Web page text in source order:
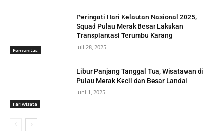
Komunitas
Peringati Hari Kelautan Nasional 2025,
Squad Pulau Merak Besar Lakukan
Transplantasi Terumbu Karang
Juli 28, 2025
Pariwisata
Libur Panjang Tanggal Tua, Wisatawan di
Pulau Merak Kecil dan Besar Landai
Juni 1, 2025